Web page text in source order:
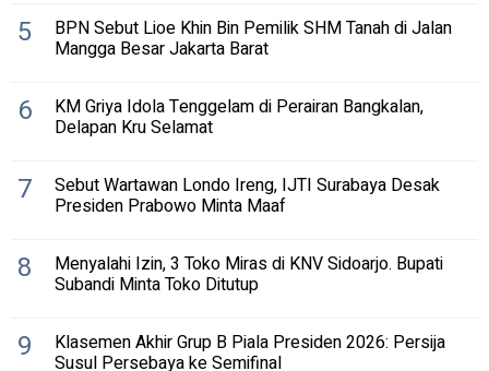
5 BPN Sebut Lioe Khin Bin Pemilik SHM Tanah di Jalan
Mangga Besar Jakarta Barat
6 KM Griya Idola Tenggelam di Perairan Bangkalan,
Delapan Kru Selamat
7 Sebut Wartawan Londo Ireng, IJTI Surabaya Desak
Presiden Prabowo Minta Maaf
8 Menyalahi Izin, 3 Toko Miras di KNV Sidoarjo. Bupati
Subandi Minta Toko Ditutup
9 Klasemen Akhir Grup B Piala Presiden 2026: Persija
Susul Persebaya ke Semifinal